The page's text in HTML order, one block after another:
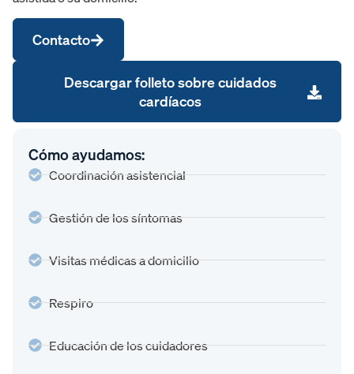
Cómo ayudamos:
Coordinación asistencial
Gestión de los síntomas
Visitas médicas a domicilio
Respiro
Educación de los cuidadores
Contacto
Descargar folleto sobre cuidados
cardíacos